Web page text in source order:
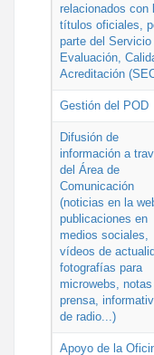
relacionados con
títulos oficiales,
parte del Servicio
Evaluación,
Acreditación
Gestión del POD
Difusión de
información a
del Área de
Comunicación
(noticias en la
publicaciones en
medios sociales,
vídeos de
fotografías para
microwebs,
prensa,
de radio...)
Apoyo de la